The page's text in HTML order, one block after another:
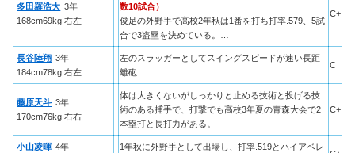
多田羅浩大 3年
168cm69kg 右左
数10試合）
俊足の外野手で高校2年秋は1番を打ち打率.579、5試
合で3盗塁を決めている。…
C+
長谷陸翔 3年
184cm78kg 右左
左のスラッガーとしてスイングスピードが速い長距
離砲
C
藤原天斗 3年
170cm76kg 右右
体は大きくないがしっかりと止める技術と投げる技
術のある捕手で、打撃でも高校3年夏の青森大会で2
本塁打と長打力がある。
C+
小山凌暉 4年
1年秋に外野手として出場し、打率.519とハイアベレ